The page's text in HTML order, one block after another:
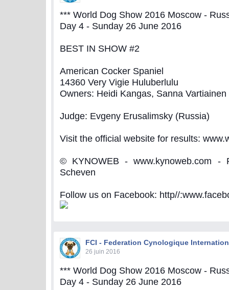
*** World Dog Show 2016 Moscow -
Day 4 - Sunday 26 June 2016
BEST IN SHOW #2
American Cocker Spaniel
14360 Very Vigie Huluberlulu
Owners: Heidi Kangas, Sanna
Judge: Evgeny Erusalimsky (Russia)
Visit the official website for results:
© KYNOWEB - www.kynoweb.com -
Scheven
Follow us on Facebook: http//
FCI - Federation Cynologique
26 juin 2016
*** World Dog Show 2016 Moscow -
Day 4 - Sunday 26 June 2016